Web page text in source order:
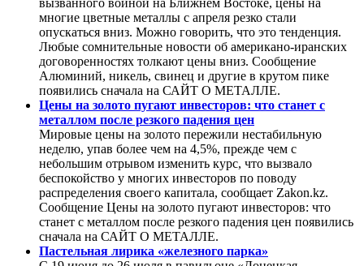
многие цветные металлы с апреля резко стали
опускаться вниз. Можно говорить, что это тенденция.
Любые сомнительные новости об американо-иранских
договоренностях толкают цены вниз. Сообщение
Алюминий, никель, свинец и другие в крутом пике
появились сначала на САЙТ О МЕТАЛЛЕ.
Цены на золото пугают инвесторов: что станет с
металлом после резкого падения цен
Мировые цены на золото пережили нестабильную
неделю, упав более чем на 4,5%, прежде чем с
небольшим отрывом изменить курс, что вызвало
беспокойство у многих инвесторов по поводу
распределения своего капитала, сообщает Zakon.kz.
Сообщение Цены на золото пугают инвесторов: что
станет с металлом после резкого падения цен появились
сначала на САЙТ О МЕТАЛЛЕ.
Пастельная лирика «железного парка»